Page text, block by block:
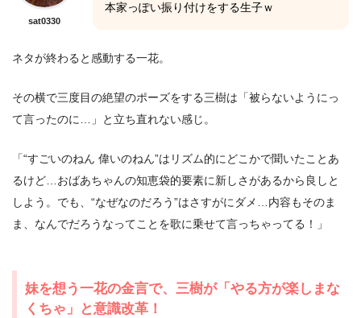
sat0330
本家っぽい振り付けをする生子ｗ
ネタが終わると感動する一花。
その横で三度目の絶望のポーズをする三樹は「被らないようにっ
て言ったのに…」と立ち直れない感じ。
「“すごいのねん 偉いのねん”はリズム的にどこかで聞いたことあ
るけど…おばあちゃんの知恵袋的要素に新しさがあるから良しと
しよう。でも、“なぜなのだろう”はさすがにダメ…内容もそのま
ま、なんでだろうなってことを歌に乗せて言っちゃってる！」
妹を想う一花の金言で、三樹が「やる方が楽しまな
くちゃ」と意識改革！